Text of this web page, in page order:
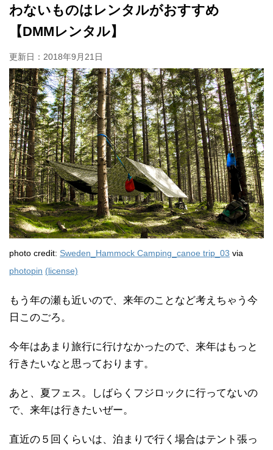
わないものはレンタルがおすすめ
【DMMレンタル】
更新日： 2018年9月21日
photo credit: Sweden_Hammock Camping_canoe trip_03 via
photopin (license)
もう年の瀬も近いので、来年のことなど考えちゃう今
日このごろ。
今年はあまり旅行に行けなかったので、来年はもっと
行きたいなと思っております。
あと、夏フェス。しばらくフジロックに行ってないの
で、来年は行きたいぜー。
直近の５回くらいは、泊まりで行く場合はテント張っ